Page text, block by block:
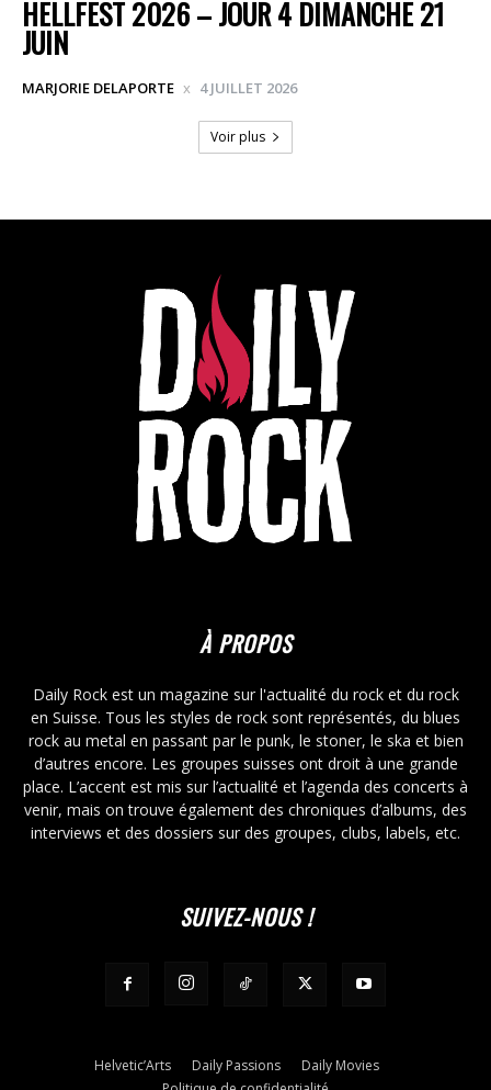
HELLFEST 2026 – JOUR 4 DIMANCHE 21
JUIN
MARJORIE DELAPORTE 4 JUILLET 2026
Voir plus
À PROPOS
Daily Rock est un magazine sur l'actualité du rock et du rock
en Suisse. Tous les styles de rock sont représentés, du blues
rock au metal en passant par le punk, le stoner, le ska et bien
d’autres encore. Les groupes suisses ont droit à une grande
place. L’accent est mis sur l’actualité et l’agenda des concerts à
venir, mais on trouve également des chroniques d’albums, des
interviews et des dossiers sur des groupes, clubs, labels, etc.
SUIVEZ-NOUS !
Helvetic’Arts Daily Passions
Daily Movies